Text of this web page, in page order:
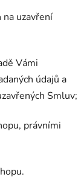
uzavření
Vámi
údajů a
Smluv;
právními